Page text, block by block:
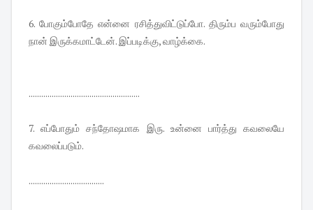
6. போகும்போதே என்னை ரசித்துவிட்டுப்போ. திரும்ப வரும்போது
நான் இருக்கமாட்டேன். இப்படிக்கு, வாழ்க்கை.
.....................................................
7. எப்போதும் சந்தோஷமாக இரு. உன்னை பார்த்து கவலையே
கவலைப்படும்.
....................................